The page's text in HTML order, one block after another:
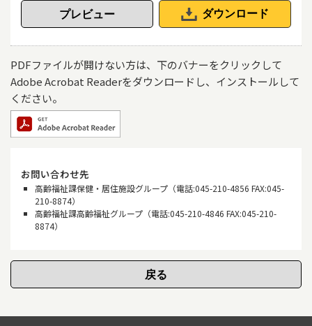
ダウンロード
PDFファイルが開けない方は、下のバナーをクリックして
Adobe Acrobat Readerをダウンロードし、インストールして
ください。
お問い合わせ先
高齢福祉課保健・居住施設グループ（電話:045-210-4856 FAX:045-
210-8874）
高齢福祉課高齢福祉グループ（電話:045-210-4846 FAX:045-210-
8874）